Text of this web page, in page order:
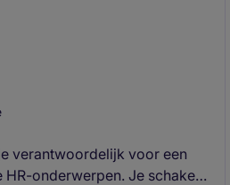
verantwoordelijk voor een
HR-onderwerpen. Je schakelt